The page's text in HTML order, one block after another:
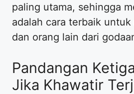
paling utama, sehingga
adalah cara terbaik untuk
dan orang lain dari
​Pandangan
Jika Khawatir